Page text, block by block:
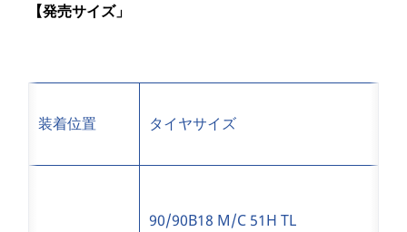
【発売サイズ」
装着位置 タイヤサイズ
90/90B18 M/C 51H TL